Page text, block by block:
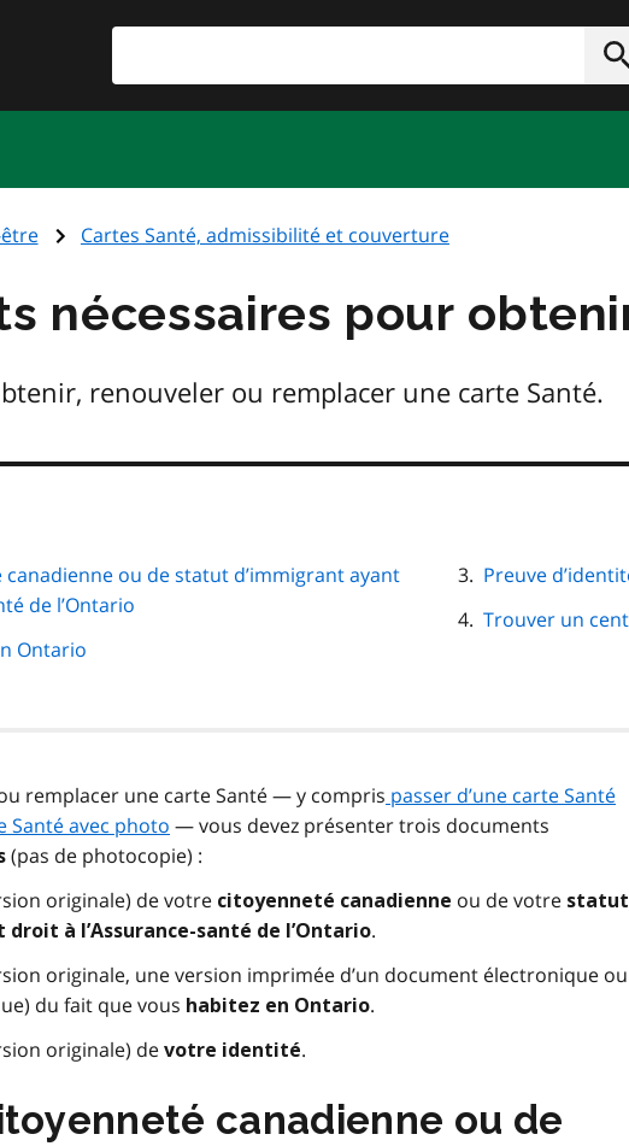
Cartes Santé, admissibilité et couverture
nécessaires pour
renouveler ou remplacer une carte Santé.
ou de statut d’immigrant ayant
de l’Ontario
Ontario
Preuve
Trouver un
remplacer une carte Santé — y compris passer d’une carte Santé
Santé avec photo — vous devez présenter trois documents
(pas de photocopie) :
originale) de votre citoyenneté canadienne ou de votre statut
à l’Assurance-santé de l’Ontario.
originale, une version imprimée d’un document électronique ou
du fait que vous habitez en Ontario.
originale) de votre identité.
canadienne ou de